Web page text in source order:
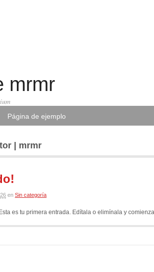
mrmr
Página de ejemplo
| mrmr
en Sin categoría
es tu primera entrada. Edítala o elimínala y